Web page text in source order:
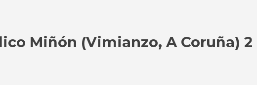
Miñón (Vimianzo, A Coruña) 2